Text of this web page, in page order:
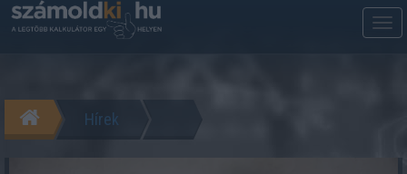
Hírek